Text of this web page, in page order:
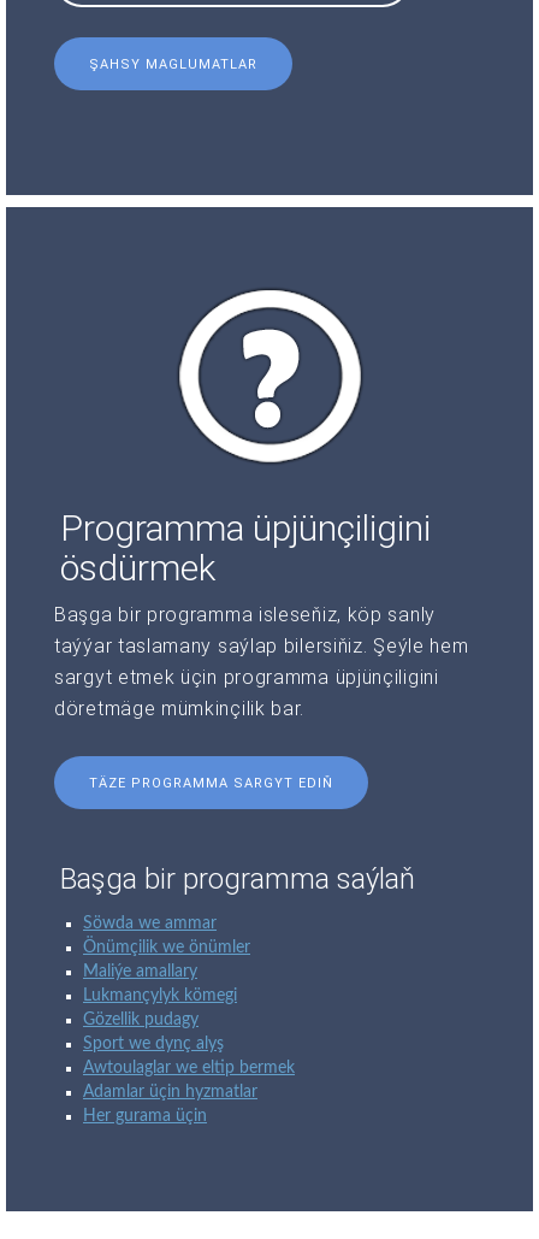
ŞAHSY MAGLUMATLAR
Programma üpjünçiligini
ösdürmek
Başga bir programma isleseňiz, köp sanly
taýýar taslamany saýlap bilersiňiz. Şeýle hem
sargyt etmek üçin programma üpjünçiligini
döretmäge mümkinçilik bar.
TÄZE PROGRAMMA SARGYT EDIŇ
Başga bir programma saýlaň
Söwda we ammar
Önümçilik we önümler
Maliýe amallary
Lukmançylyk kömegi
Gözellik pudagy
Sport we dynç alyş
Awtoulaglar we eltip bermek
Adamlar üçin hyzmatlar
Her gurama üçin